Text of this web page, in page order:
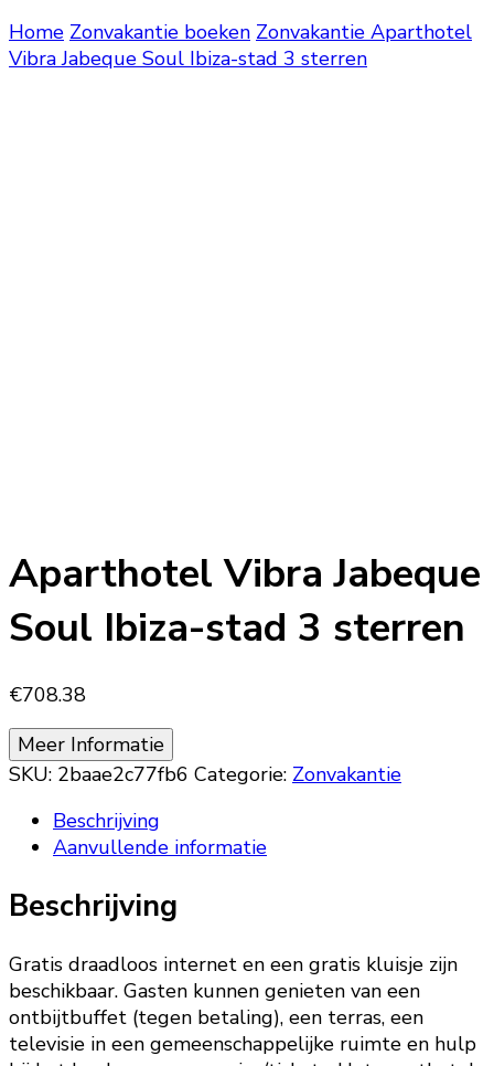
Home Zonvakantie boeken Zonvakantie Aparthotel
Vibra Jabeque Soul Ibiza-stad 3 sterren
Aparthotel Vibra Jabeque
Soul Ibiza-stad 3 sterren
€708.38
Meer Informatie
SKU: 2baae2c77fb6 Categorie: Zonvakantie
Beschrijving
Aanvullende informatie
Beschrijving
Gratis draadloos internet en een gratis kluisje zijn
beschikbaar. Gasten kunnen genieten van een
ontbijtbuffet (tegen betaling), een terras, een
televisie in een gemeenschappelijke ruimte en hulp